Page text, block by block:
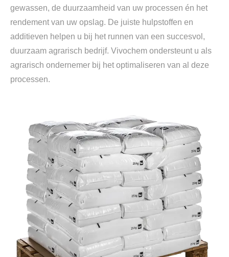
gewassen, de duurzaamheid van uw processen én het
rendement van uw opslag. De juiste hulpstoffen en
additieven helpen u bij het runnen van een succesvol,
duurzaam agrarisch bedrijf. Vivochem ondersteunt u als
agrarisch ondernemer bij het optimaliseren van al deze
processen.